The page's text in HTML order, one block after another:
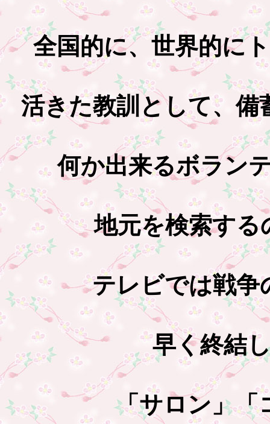
全国的に、世界的に
活きた教訓として、
何か出来るボラン
地元を検索する
テレビでは戦争
早く終結
「サロン」「